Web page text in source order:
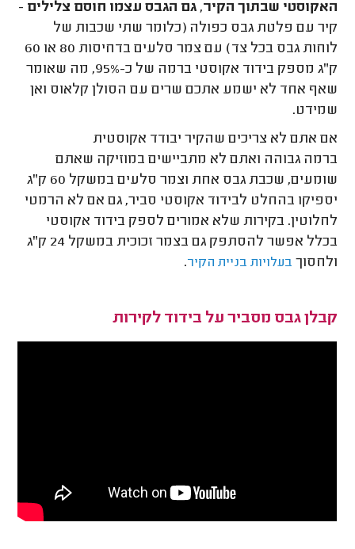
האקוסטי שבתוך הקיר, גם הגבס עצמו חוסם צלילים -
קיר עם פלטת גבס כפולה (כלומר שתי שכבות של
לוחות גבס בכל צד) עם צמר סלעים בדחיסות 80 או 60
ק"ג מספק בידוד אקוסטי ברמה של כ-95%, מה שאומר
שאף אחד לא ישמע אתכם שרים עם הסולן קלאוס ואן
שמידט.
אם אתם לא צריכים שהקיר יבודד אקוסטית
ברמה גבוהה ואתם לא מתביישים במוזיקה שאתם
שומעים, שכבת גבס אחת וצמר סלעים במשקל 60 ק"ג
יספיקו בהחלט לבידוד אקוסטי סביר, גם אם לא הרמטי
לחלוטין. בקירות שלא אמורים לספק בידוד אקוסטי
בכלל אפשר להסתפק גם בצמר זכוכית במשקל 24 ק"ג
ולחסוך בעלויות בניית הקיר.
קבלן גבס מסביר על בידוד לקירות